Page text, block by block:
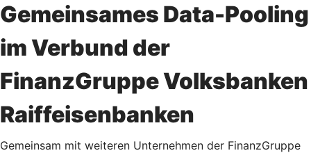
Gemeinsames Data-Pooling
im Verbund der
FinanzGruppe Volksbanken
Raiffeisenbanken
Gemeinsam mit weiteren Unternehmen der FinanzGruppe